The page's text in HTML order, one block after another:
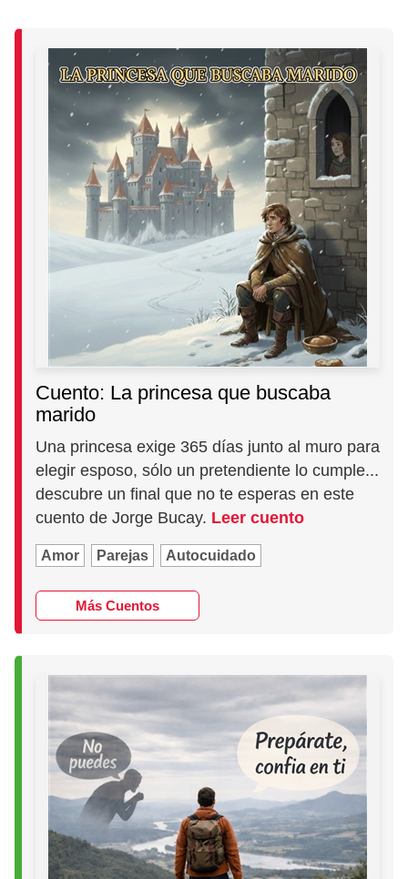
Cuento: La princesa que buscaba
marido
Una princesa exige 365 días junto al muro para
elegir esposo, sólo un pretendiente lo cumple...
descubre un final que no te esperas en este
cuento de Jorge Bucay. Leer cuento
Amor Parejas Autocuidado
Más Cuentos